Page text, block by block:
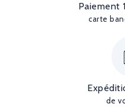
Paiement
carte
de